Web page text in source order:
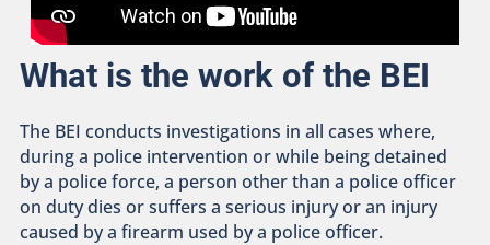
What is the work of the BEI
The BEI conducts investigations in all cases where,
during a police intervention or while being detained
by a police force, a person other than a police officer
on duty dies or suffers a serious injury or an injury
caused by a firearm used by a police officer.